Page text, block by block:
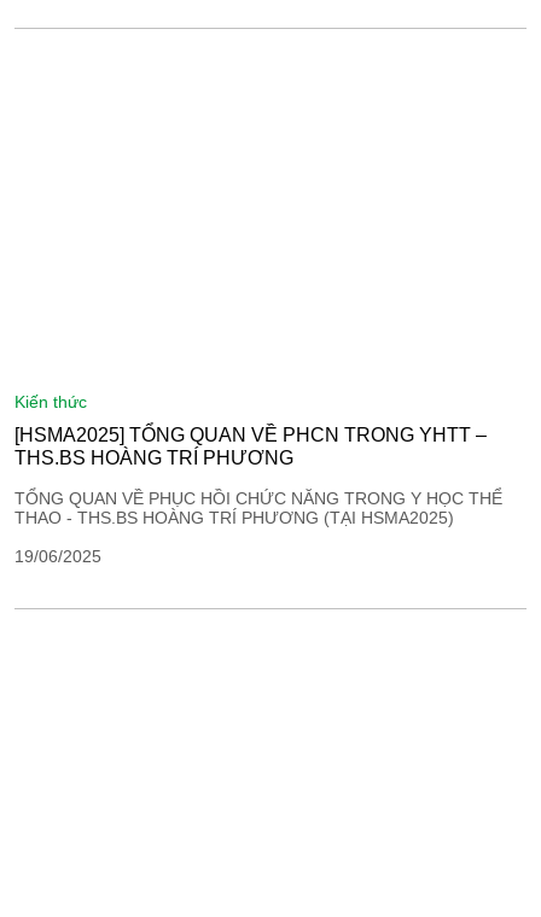
kiến thức
[HSMA2025] TỔNG QUAN VỀ PHCN TRONG YHTT –
THS.BS HOÀNG TRÍ PHƯƠNG
TỔNG QUAN VỀ PHỤC HỒI CHỨC NĂNG TRONG Y HỌC THỂ
THAO - THS.BS HOÀNG TRÍ PHƯƠNG (TẠI HSMA2025)
19/06/2025